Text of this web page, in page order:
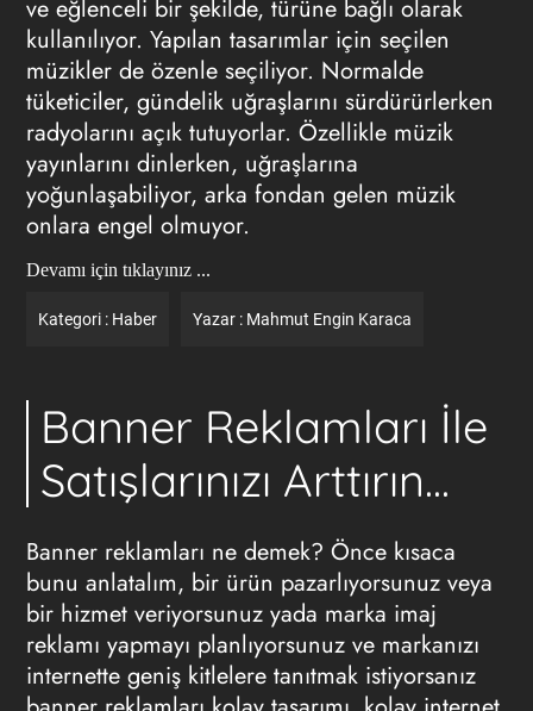
ve eğlenceli bir şekilde, türüne bağlı olarak
kullanılıyor. Yapılan tasarımlar için seçilen
müzikler de özenle seçiliyor. Normalde
tüketiciler, gündelik uğraşlarını sürdürürlerken
radyolarını açık tutuyorlar. Özellikle müzik
yayınlarını dinlerken, uğraşlarına
yoğunlaşabiliyor, arka fondan gelen müzik
onlara engel olmuyor.
Devamı için tıklayınız ...
Kategori : Haber Yazar : Mahmut Engin Karaca
Banner Reklamları İle
Satışlarınızı Arttırın...
Banner reklamları ne demek? Önce kısaca
bunu anlatalım, bir ürün pazarlıyorsunuz veya
bir hizmet veriyorsunuz yada marka imaj
reklamı yapmayı planlıyorsunuz ve markanızı
internette geniş kitlelere tanıtmak istiyorsanız